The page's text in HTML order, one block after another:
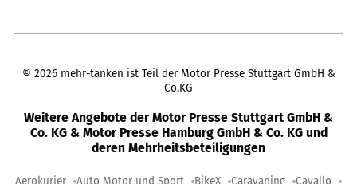
© 2026 mehr-tanken ist Teil der Motor Presse Stuttgart GmbH &
Co.KG
Weitere Angebote der Motor Presse Stuttgart GmbH &
Co. KG & Motor Presse Hamburg GmbH & Co. KG und
deren Mehrheitsbeteiligungen
Aerokurier Auto Motor und Sport BikeX Caravaning Cavallo